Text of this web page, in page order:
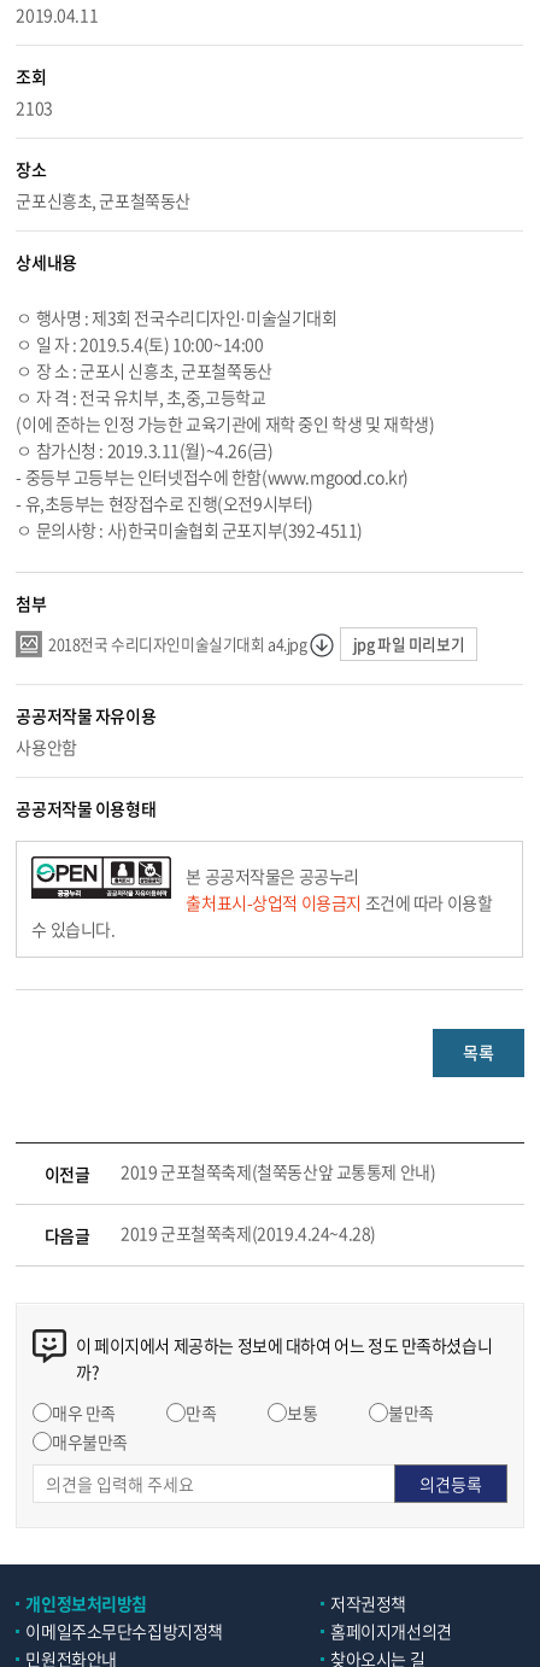
2019.04.11
조회
2103
장소
군포신흥초, 군포철쭉동산
상세내용
ㅇ 행사명 : 제3회 전국수리디자인·미술실기대회
ㅇ 일 자 : 2019.5.4(토) 10:00~14:00
ㅇ 장 소 : 군포시 신흥초, 군포철쭉동산
ㅇ 자 격 : 전국 유치부, 초,중,고등학교
(이에 준하는 인정 가능한 교육기관에 재학 중인 학생 및 재학생)
ㅇ 참가신청 : 2019.3.11(월)~4.26(금)
- 중등부 고등부는 인터넷접수에 한함(www.mgood.co.kr)
- 유,초등부는 현장접수로 진행(오전9시부터)
ㅇ 문의사항 : 사)한국미술협회 군포지부(392-4511)
첨부
2018전국 수리디자인미술실기대회 a4.jpg jpg 파일 미리보기
공공저작물 자유이용
사용안함
공공저작물 이용형태
본 공공저작물은 공공누리
출처표시-상업적 이용금지 조건에 따라 이용할
수 있습니다.
목록
이전글 2019 군포철쭉축제(철쭉동산앞 교통통제 안내)
다음글 2019 군포철쭉축제(2019.4.24~4.28)
이 페이지에서 제공하는 정보에 대하여 어느 정도 만족하셨습니
까?
매우 만족
만족 보통
불만족
매우불만족
개인정보처리방침
저작권정책
이메일주소무단수집방지정책
홈페이지개선의견
민원전화안내
찾아오시는 길